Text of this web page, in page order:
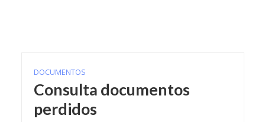
DOCUMENTOS
Consulta documentos
perdidos